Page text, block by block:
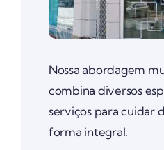
Nossa abordagem
combina diversos
serviços para cuidar
forma integral.